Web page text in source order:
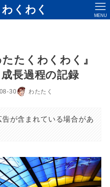
くわく MENU
たくわくわく』
長過程の記録
30 わたたく
が含まれている場合があ